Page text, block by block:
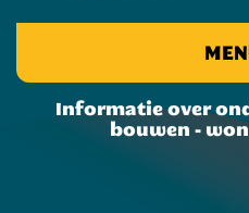
Informatie over
bouwen -